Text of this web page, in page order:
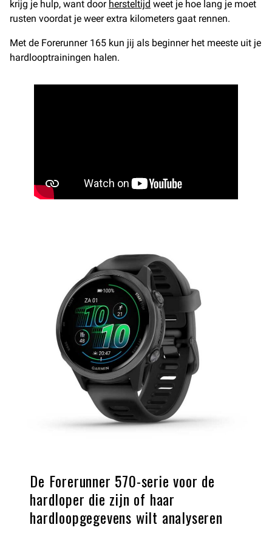
krijg je hulp, want door hersteltijd weet je hoe lang je moet
rusten voordat je weer extra kilometers gaat rennen.
Met de Forerunner 165 kun jij als beginner het meeste uit je
hardlooptrainingen halen.
De Forerunner 570-serie voor de
hardloper die zijn of haar
hardloopgegevens wilt analyseren